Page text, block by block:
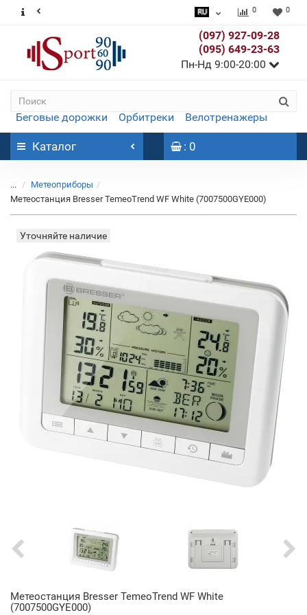
0 0
(097) 927-09-28
(095) 649-23-63
Пн-Нд 9:00-20:00
Беговые дорожки Орбитреки Велотренажеры
Каталог : 0
...
Метеоприборы
Метеостанция Bresser TemeoTrend WF White (7007500GYE000)
Уточняйте наличие
Метеостанция Bresser TemeoTrend WF White
(7007500GYE000)